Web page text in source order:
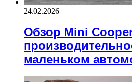
24.02.2026
Обзор Mini
маленьком